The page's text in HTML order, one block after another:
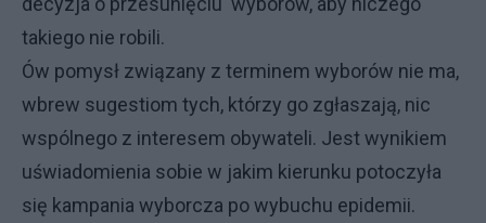
takiego nie robili.
Ów pomysł związany z terminem wyborów nie ma,
wbrew sugestiom tych, którzy go zgłaszają, nic
wspólnego z interesem obywateli. Jest wynikiem
uświadomienia sobie w jakim kierunku potoczyła
się kampania wyborcza po wybuchu epidemii.